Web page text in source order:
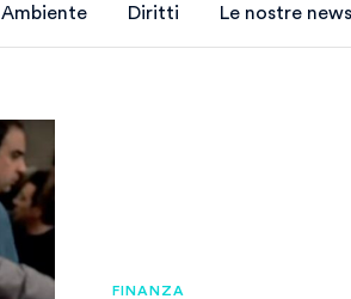
Ambiente Diritti Le nostre
FINANZA